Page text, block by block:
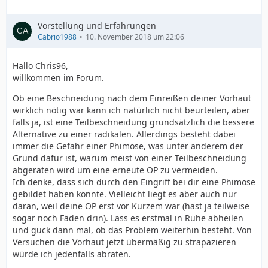
Vorstellung und Erfahrungen
Cabrio1988 10. November 2018 um 22:06
Hallo Chris96,
willkommen im Forum.
Ob eine Beschneidung nach dem Einreißen deiner Vorhaut
wirklich nötig war kann ich natürlich nicht beurteilen, aber
falls ja, ist eine Teilbeschneidung grundsätzlich die bessere
Alternative zu einer radikalen. Allerdings besteht dabei
immer die Gefahr einer Phimose, was unter anderem der
Grund dafür ist, warum meist von einer Teilbeschneidung
abgeraten wird um eine erneute OP zu vermeiden.
Ich denke, dass sich durch den Eingriff bei dir eine Phimose
gebildet haben könnte. Vielleicht liegt es aber auch nur
daran, weil deine OP erst vor Kurzem war (hast ja teilweise
sogar noch Fäden drin). Lass es erstmal in Ruhe abheilen
und guck dann mal, ob das Problem weiterhin besteht. Von
Versuchen die Vorhaut jetzt übermäßig zu strapazieren
würde ich jedenfalls abraten.